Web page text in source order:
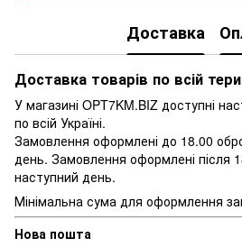
Доставка
Доставка товарів по всій
У магазині OPT7KM.BIZ доступні
по всій Україні.
Замовлення оформлені до 18.00
день. Замовлення оформлені після
наступний день.
Мінімальна сума для оформлення
Нова пошта